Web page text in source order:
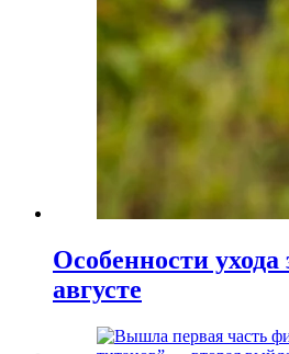
Особенности
августе